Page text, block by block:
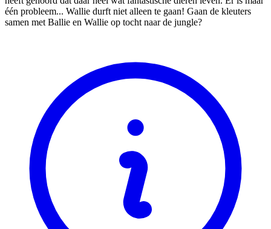
één probleem... Wallie durft niet alleen te gaan! Gaan de kleuters
samen met Ballie en Wallie op tocht naar de jungle?